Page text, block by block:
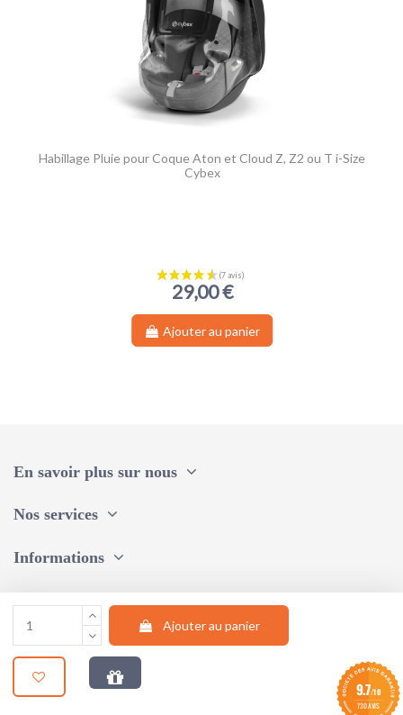
Ajouter au panier
Acheteur vérifié
Publié le 08/12/2020 à 19:29(Date de commande : 27/11/2020)
Produit conforme à la description
Habillage Pluie pour Coque Aton et Cloud Z, Z2 ou T i-Size
Cybex
29,00 €
Ajouter au panier
En savoir plus sur nous
Nos services
Informations
Suivez-nous
9.7/10
730 AVIS